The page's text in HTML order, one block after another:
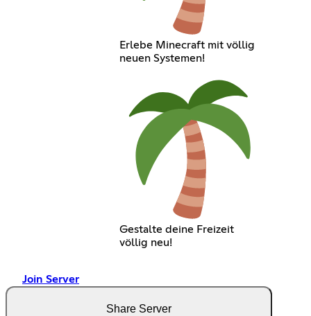
Erlebe Minecraft mit völlig
neuen Systemen!
Gestalte deine Freizeit
völlig neu!
Join Server
Share Server